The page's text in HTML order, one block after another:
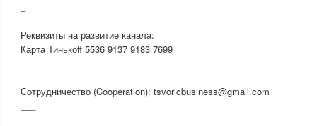
Реквизиты на развитие канала:
Карта Тинькоff 5536 9137 9183 7699
Сотрудничество (Cooperation): tsvoricbusiness@gmail.com